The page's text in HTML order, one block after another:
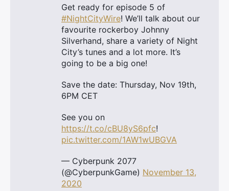
Get ready for episode 5 of
#NightCityWire! We’ll talk about our
favourite rockerboy Johnny
Silverhand, share a variety of Night
City’s tunes and a lot more. It’s
going to be a big one!
Save the date: Thursday, Nov 19th,
6PM CET
See you on
https://t.co/cBU8yS6pfc!
pic.twitter.com/1AW1wUBGVA
— Cyberpunk 2077
(@CyberpunkGame) November 13,
2020
Rechercher